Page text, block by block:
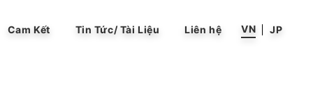
Cam Kết Tin Tức/ Tài Liệu Liên hệ VN JP